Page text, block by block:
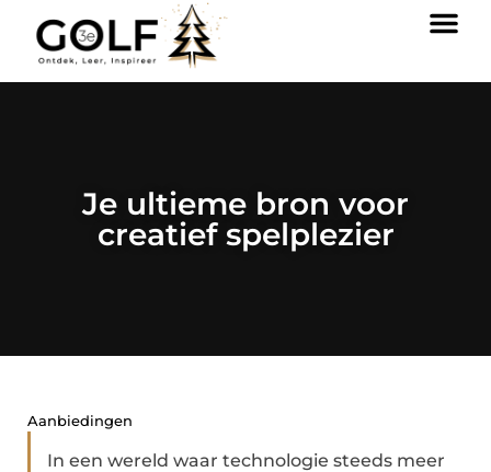
Je ultieme bron voor
creatief spelplezier
Aanbiedingen
In een wereld waar technologie steeds meer